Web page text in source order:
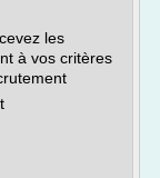
les
à vos critères